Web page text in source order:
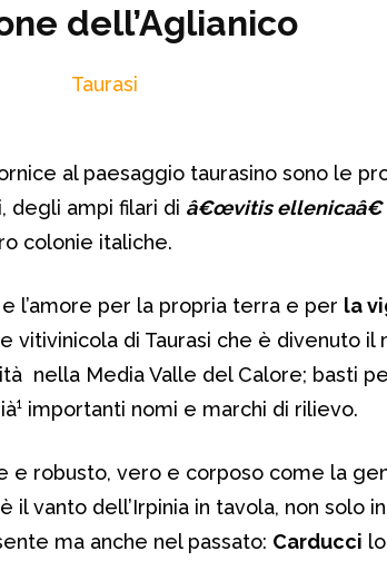
dell’Aglianico
al paesaggio taurasino sono le
degli ampi filari di â€œvitis ellenicaâ€
colonie italiche.
l’amore per la propria terra e per la
vitivinicola di Taurasi che è divenuto il
nella Media Valle del Calore; basti
importanti nomi e marchi di rilievo.
e robusto, vero e corposo come la
il vanto dell’Irpinia in tavola, non solo
ma anche nel passato: Carducci